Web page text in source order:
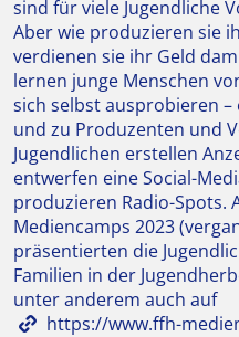
sind für viele Jugendliche
Aber wie produzieren sie
verdienen sie ihr Geld
lernen junge Menschen
sich selbst ausprobieren
und zu Produzenten und
Jugendlichen erstellen
entwerfen eine Social-
produzieren Radio-Spots.
Mediencamps 2023
präsentierten die
Familien in der
unter anderem auch auf
https://www.ffh-